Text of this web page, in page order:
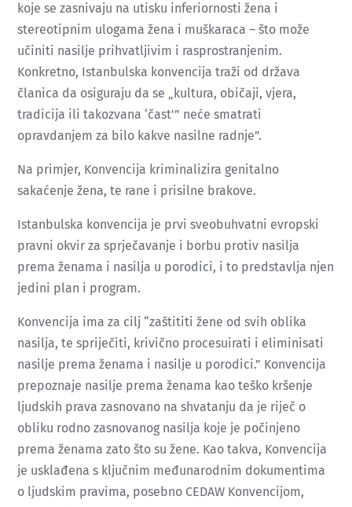
koje se zasnivaju na utisku inferiornosti žena i
stereotipnim ulogama žena i muškaraca – što može
učiniti nasilje prihvatljivim i rasprostranjenim.
Konkretno, Istanbulska konvencija traži od država
članica da osiguraju da se „kultura, običaji, vjera,
tradicija ili takozvana ‘čast'” neće smatrati
opravdanjem za bilo kakve nasilne radnje”.
Na primjer, Konvencija kriminalizira genitalno
sakaćenje žena, te rane i prisilne brakove.
Istanbulska konvencija je prvi sveobuhvatni evropski
pravni okvir za sprječavanje i borbu protiv nasilja
prema ženama i nasilja u porodici, i to predstavlja njen
jedini plan i program.
Konvencija ima za cilj “zaštititi žene od svih oblika
nasilja, te spriječiti, krivično procesuirati i eliminisati
nasilje prema ženama i nasilje u porodici.” Konvencija
prepoznaje nasilje prema ženama kao teško kršenje
ljudskih prava zasnovano na shvatanju da je riječ o
obliku rodno zasnovanog nasilja koje je počinjeno
prema ženama zato što su žene. Kao takva, Konvencija
je usklađena s ključnim međunarodnim dokumentima
o ljudskim pravima, posebno CEDAW Konvencijom,